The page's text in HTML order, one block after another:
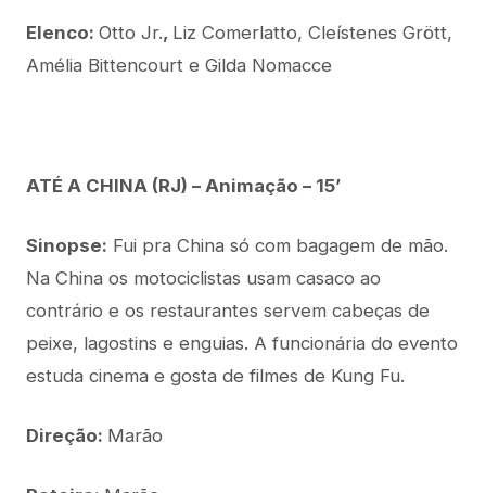
Elenco: Otto Jr., Liz Comerlatto, Cleístenes Grött,
Amélia Bittencourt e Gilda Nomacce
ATÉ A CHINA (RJ) – Animação – 15’
Sinopse: Fui pra China só com bagagem de mão.
Na China os motociclistas usam casaco ao
contrário e os restaurantes servem cabeças de
peixe, lagostins e enguias. A funcionária do evento
estuda cinema e gosta de filmes de Kung Fu.
Direção: Marão